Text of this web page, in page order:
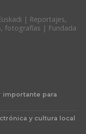
| Reportajes,
fotografías | Fundada
importante para
y cultura local